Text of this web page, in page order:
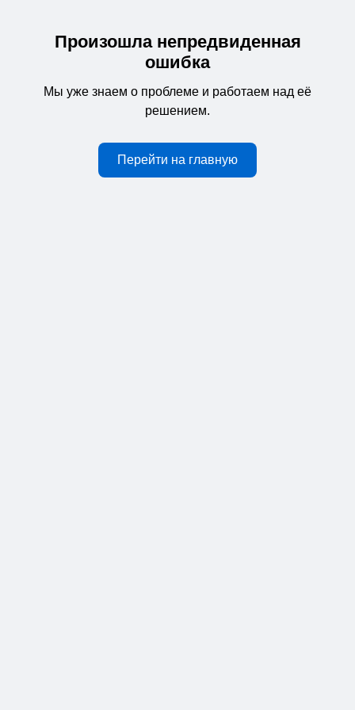
Произошла непредвиденная
ошибка
Мы уже знаем о проблеме и работаем над её
решением.
Перейти на главную